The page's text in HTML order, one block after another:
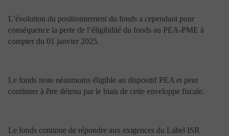
applicables.
Si vous souhaitez investir, rapprochez-vous également
de votre conseiller qui vous aidera à évaluer si les
D’une manière générale, tout investissement dans les
OPC ne doit se faire qu’après avoir consulté le
prospectus simplifié ou le document d’informations clés
directement auprès de la société de gestion de l’OPC
L’évolution du positionnement du fonds a cependant pour
conséquence la perte de l’éligibilité du fonds au PEA-PME à
compter du 01 janvier 2025.
Le fonds reste néanmoins éligible au dispositif PEA et peut
continuer à être détenu par le biais de cette enveloppe fiscale.
Le fonds continue de répondre aux exigences du Label ISR